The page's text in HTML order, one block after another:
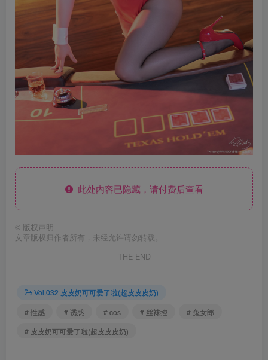
此处内容已隐藏，请付费后查看
© 版权声明
文章版权归作者所有，未经允许请勿转载。
THE END
Vol.032 皮皮奶可可爱了啦(超皮皮皮奶)
# 性感
# 诱惑 # cos # 丝袜控
# 兔女郎
# 皮皮奶可可爱了啦(超皮皮皮奶)